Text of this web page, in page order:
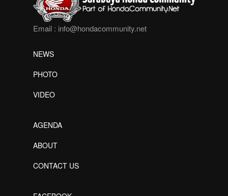
Email : info@hondacommunity.net
NEWS
PHOTO
VIDEO
AGENDA
ABOUT
CONTACT US